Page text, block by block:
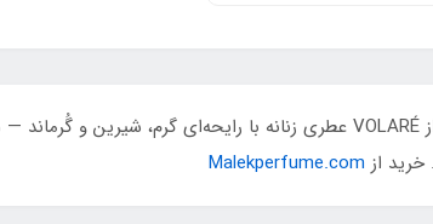
خرید از Malekperfume.com